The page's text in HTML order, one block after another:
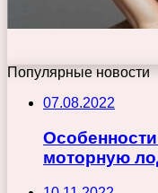
Популярные новости
07.08.2022
моторную